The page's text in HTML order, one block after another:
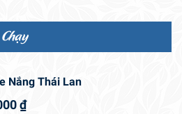
Nắng Thái Lan
₫